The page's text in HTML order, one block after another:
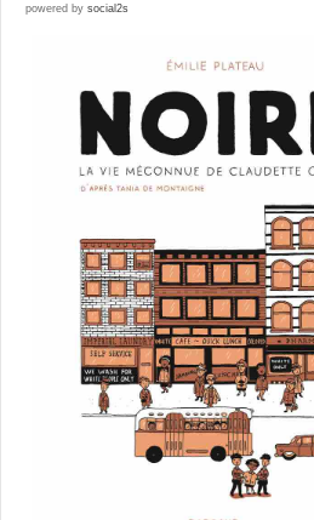
powered by social2s